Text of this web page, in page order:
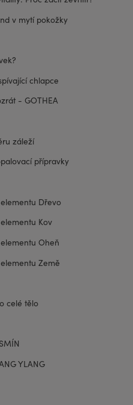
v mytí pokožky
chlapce
- GOTHEA
záleží
přípravky
Dřevo
Kov
Oheň
Země
celé tělo
YLANG